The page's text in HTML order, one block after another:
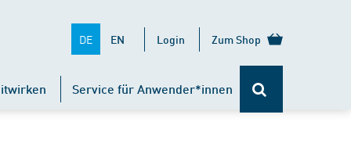
DE EN Login Zum Shop
Service für Anwender*innen